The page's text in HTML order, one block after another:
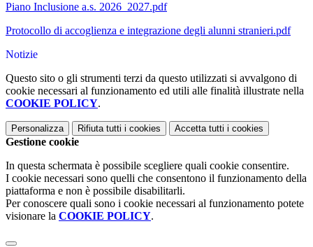
Piano Inclusione a.s. 2026_2027.pdf
Protocollo di accoglienza e integrazione degli alunni stranieri.pdf
Notizie
Questo sito o gli strumenti terzi da questo utilizzati si avvalgono di
cookie necessari al funzionamento ed utili alle finalità illustrate nella
COOKIE POLICY.
Personalizza Rifiuta tutti i cookies Accetta tutti i cookies
Gestione cookie
In questa schermata è possibile scegliere quali cookie consentire.
I cookie necessari sono quelli che consentono il funzionamento della
piattaforma e non è possibile disabilitarli.
Per conoscere quali sono i cookie necessari al funzionamento potete
visionare la COOKIE POLICY.